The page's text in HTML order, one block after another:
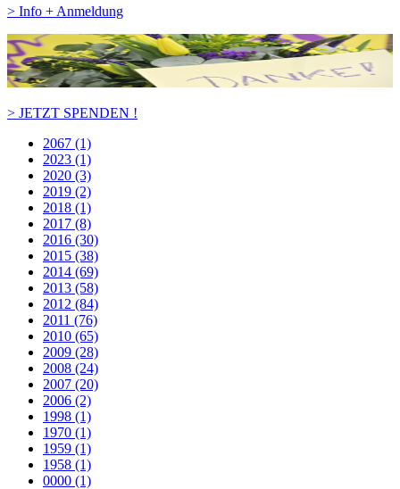
> Info + Anmeldung
> JETZT SPENDEN !
2067 (1)
2023 (1)
2020 (3)
2019 (2)
2018 (1)
2017 (8)
2016 (30)
2015 (38)
2014 (69)
2013 (58)
2012 (84)
2011 (76)
2010 (65)
2009 (28)
2008 (24)
2007 (20)
2006 (2)
1998 (1)
1970 (1)
1959 (1)
1958 (1)
0000 (1)